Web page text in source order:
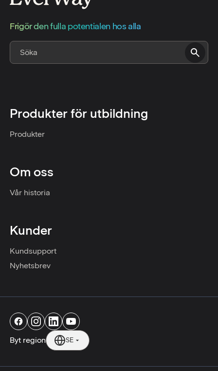
Frigör den fulla potentialen hos alla
Produkter för utbildning
Produkter
Om oss
Vår historia
Kunder
Kundsupport
Nyhetsbrev
Byt region SE